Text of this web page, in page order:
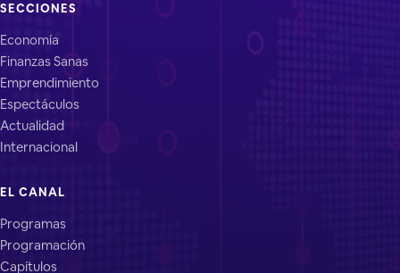
SECCIONES
Economía
Finanzas Sanas
Emprendimiento
Espectáculos
Actualidad
Internacional
EL CANAL
Programas
Programación
Capítulos